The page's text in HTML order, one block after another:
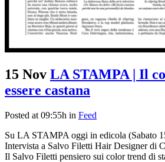
15 Nov LA STAMPA | Il
essere castana
Posted at 09:55h in Feed
Su LA STAMPA oggi in edicola (Sabato
Intervista a Salvo Filetti Hair Designer di
Il Salvo Filetti pensiero sui color trend di